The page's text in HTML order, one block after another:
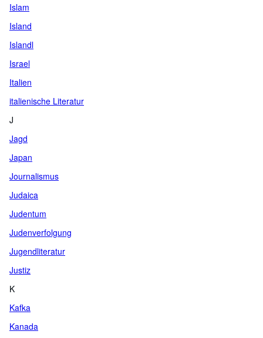
Islam
Island
Islandl
Israel
Italien
italienische Literatur
J
Jagd
Japan
Journalismus
Judaica
Judentum
Judenverfolgung
Jugendliteratur
Justiz
K
Kafka
Kanada